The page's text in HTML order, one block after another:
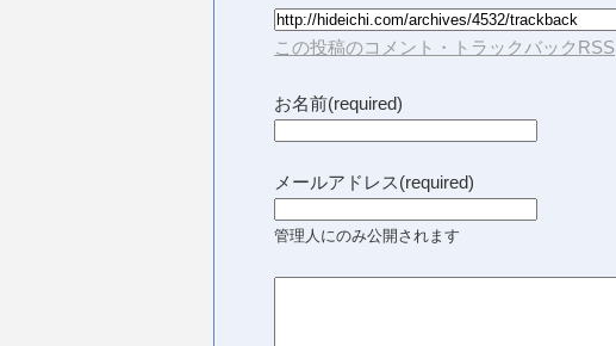
この投稿のコメント・トラックバックRSS
お名前(required)
メールアドレス(required)
管理人にのみ公開されます